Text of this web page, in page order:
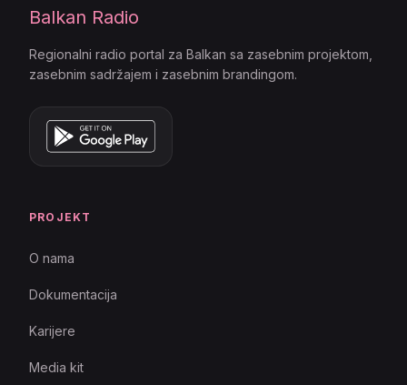
Balkan Radio
Regionalni radio portal za Balkan sa zasebnim projektom,
zasebnim sadržajem i zasebnim brandingom.
PROJEKT
O nama
Dokumentacija
Karijere
Media kit